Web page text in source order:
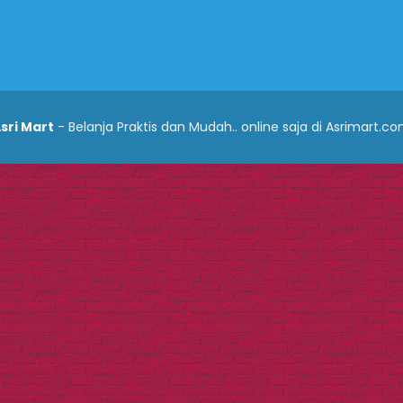
Mart - Belanja Praktis dan Mudah.. online saja di